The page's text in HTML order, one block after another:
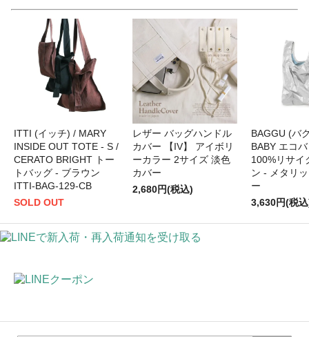
ITTI (イッチ) / MARY
INSIDE OUT TOTE - S /
CERATO BRIGHT トー
トバッグ - ブラウン
ITTI-BAG-129-CB
SOLD OUT
レザー バッグハンドル
カバー 【IV】 アイボリ
ーカラー 2サイズ 淡色
カバー
2,680円(税込)
BAGGU (バ
BABY エコ
100%リサイ
ン - メタリ
ー
3,630円(税